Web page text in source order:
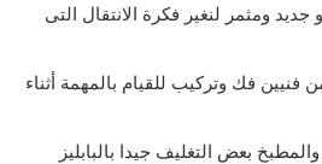
جديد ومثمر لنغير فكرة الانتقال التى
فك وتركيب للقيام بالمهمة أثناء
بعض التغليف جيدا بالبابليز